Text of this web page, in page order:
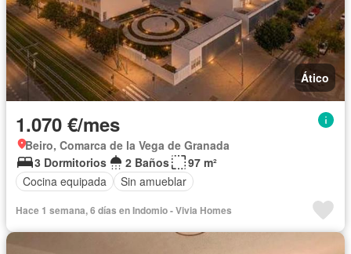
Ático
1.070 €/mes
Beiro, Comarca de la Vega de Granada
3 Dormitorios
2 Baños
97 m²
Cocina equipada
Sin amueblar
Hace 1 semana, 6 días en Indomio - Vivia Homes